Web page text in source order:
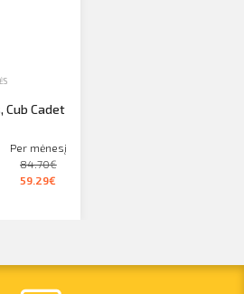
Cub Cadet
Per mėnesį
84.70€
59.29€